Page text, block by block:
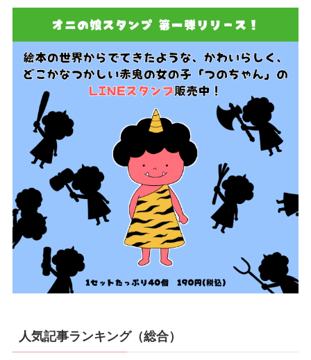
人気記事ランキング（総合）